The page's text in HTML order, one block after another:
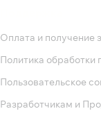
Оплата и получение
Политика обработки
Пользовательское
Разработчикам и